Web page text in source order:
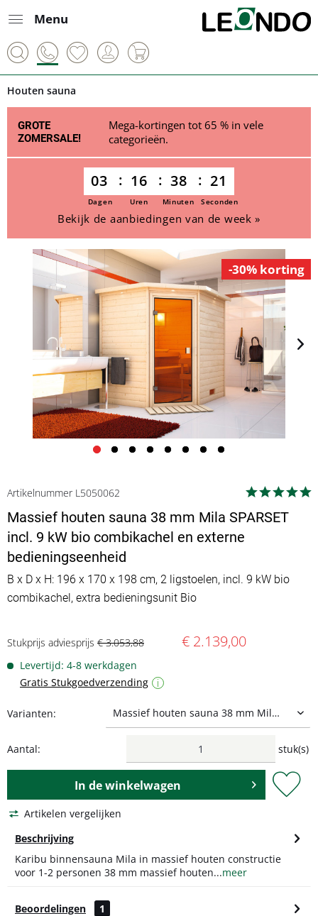
Menu
Houten sauna
GROTE
ZOMERSALE!
Mega-kortingen tot 65 % in vele
categorieën.
03 16 38 21
Dagen Uren Minuten Seconden
Bekijk de aanbiedingen van de week »
-30% korting
Artikelnummer L5050062
Massief houten sauna 38 mm Mila SPARSET
incl. 9 kW bio combikachel en externe
bedieningseenheid
B x D x H: 196 x 170 x 198 cm, 2 ligstoelen, incl. 9 kW bio
combikachel, extra bedieningsunit Bio
Stukprijs adviesprijs € 3.053,88 € 2.139,00
Levertijd: 4-8 werkdagen
Gratis Stukgoedverzending
i
Varianten:
Aantal: stuk(s)
In dewinkelwagen
Artikelen vergelijken
Beschrijving
Karibu binnensauna Mila in massief houten constructie
voor 1-2 personen 38 mm massief houten...meer
Beoordelingen
1